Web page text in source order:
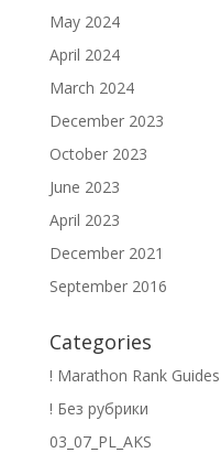
May 2024
April 2024
March 2024
December 2023
October 2023
June 2023
April 2023
December 2021
September 2016
Categories
! Marathon Rank Guides
! Без рубрики
03_07_PL_AKS